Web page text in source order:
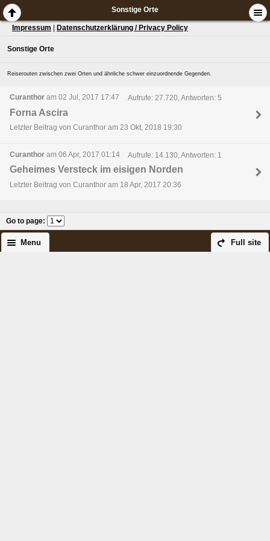
Sonstige Orte
Impressum Datenschutzerklärung / Privacy Policy
Sonstige Orte
Reiserouten zwischen zwei Orten und ähnliche schwer einzuordnende Gegenden.
Curanthor am 02 Jul, 2017 17:47 Aufrufe: 27.720, Antworten: 5
Forna Ascira
Letzter Beitrag von Curanthor am 23 Okt, 2018 19:30
Curanthor am 06 Apr, 2017 01:14 Aufrufe: 14.130, Antworten: 1
Geheimes Versteck im eisigen Norden
Letzter Beitrag von Curanthor am 18 Apr, 2017 20:36
Go to page:
Full site
Menu